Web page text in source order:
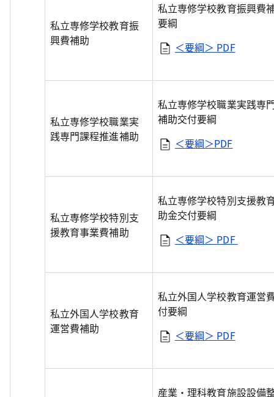
私立専修学校教育振
興費補助
私立専修学校教育振興費
要綱
＜要綱＞ PDF
私立専修学校職業実
践専門課程推進補助
私立専修学校職業実践専
補助交付要綱
＜要綱＞PDF
私立専修学校特別支
援教育事業費補助
私立専修学校特別支援教
助金交付要綱
＜要綱＞ PDF
私立外国人学校教育
運営費補助
私立外国人学校教育運営
付要綱
＜要綱＞ PDF
産業・理科教育施設設備